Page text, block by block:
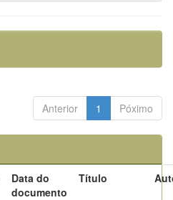
Anterior 1 Póximo
Data do
documento
Título